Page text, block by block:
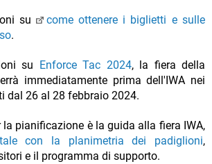
su
come ottenere i biglietti e sulle
.
su Enforce Tac 2024, la fiera della
immediatamente prima dell'IWA nei
dal 26 al 28 febbraio 2024.
pianificazione è la guida alla fiera IWA,
con la planimetria dei padiglioni,
e il programma di supporto.